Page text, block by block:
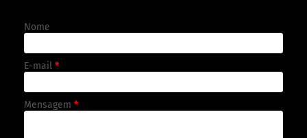
Nome
E-mail *
Mensagem *